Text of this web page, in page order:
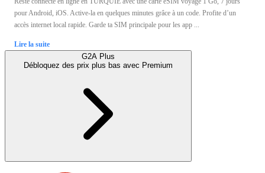
pour Android, iOS. Active-la en quelques minutes grâce à un code. Profite d’un
accès internet local rapide. Garde ta SIM principale pour les app ...
Lire la suite
G2A Plus
Débloquez des prix plus bas avec Premium